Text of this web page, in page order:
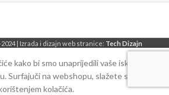
| Izrada i dizajn web stranice: Tech Dizajn
kako bi smo unaprijedili vaše iskustvo
Surfajuči na webshopu, slažete se sa
kolačića.